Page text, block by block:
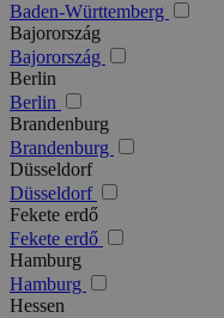
Baden-Württemberg
Bajorország
Bajorország
Berlin
Berlin
Brandenburg
Brandenburg
Düsseldorf
Düsseldorf
Fekete erdő
Fekete erdő
Hamburg
Hamburg
Hessen